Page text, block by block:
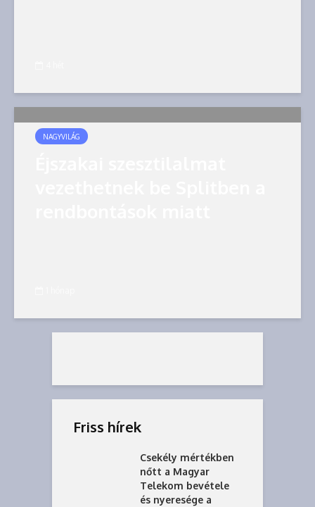
NAGYVILÁG
Friss hírek
Csekély mértékben
nőtt a Magyar
Telekom bevétele
és nyeresége a